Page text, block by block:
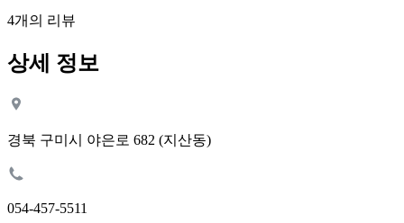
4개의 리뷰
상세 정보
경북 구미시 야은로 682 (지산동)
054-457-5511